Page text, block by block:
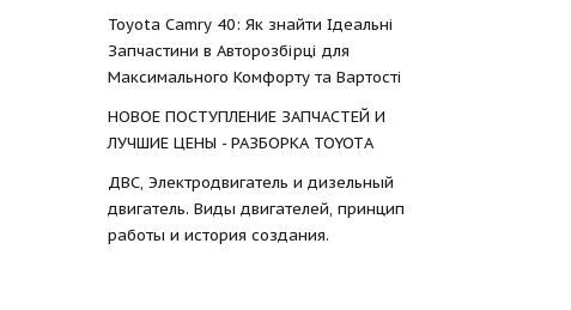
Toyota Camry 40: Як знайти Ідеальні
Запчастини в Авторозбірці для
Максимального Комфорту та Вартості
НОВОЕ ПОСТУПЛЕНИЕ ЗАПЧАСТЕЙ И
ЛУЧШИЕ ЦЕНЫ - РАЗБОРКА TOYOTА
ДВС, Электродвигатель и дизельный
двигатель. Виды двигателей, принцип
работы и история создания.